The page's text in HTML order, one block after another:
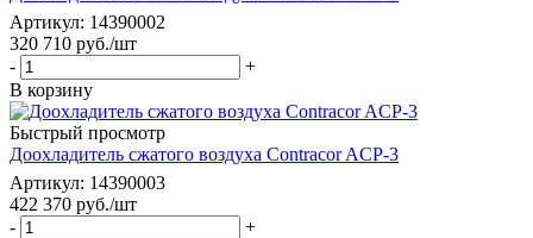
Артикул: 14390002
320 710 руб./шт
-
+
В корзину
Быстрый просмотр
Доохладитель сжатого воздуха Contracor ACP-3
Артикул: 14390003
422 370 руб./шт
-
+